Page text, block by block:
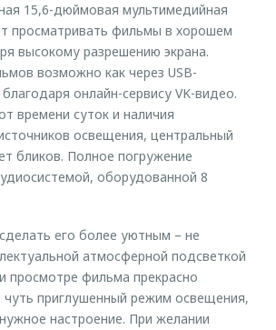
15,6-дюймовая мультимедийная
просматривать фильмы в хорошем
высокому разрешению экрана.
возможно как через USB-
онлайн-сервису VK-видео.
времени суток и наличия
освещения, центральный
бликов. Полное погружение
оборудованной 8
его более уютным – не
атмосферной подсветкой
просмотре фильма прекрасно
приглушенный режим освещения,
настроение. При желании